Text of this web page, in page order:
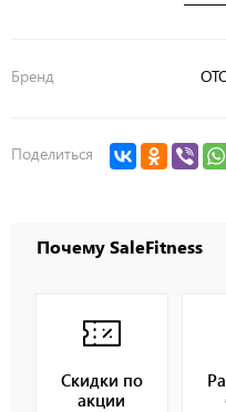
Бренд
Поделиться
Почему SaleFitness
Скидки по
акции